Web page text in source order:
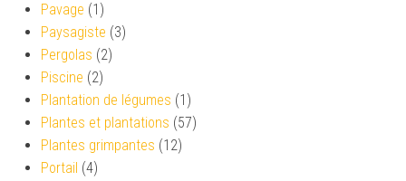
Pavage (1)
Paysagiste (3)
Pergolas (2)
Piscine (2)
Plantation de légumes (1)
Plantes et plantations (57)
Plantes grimpantes (12)
Portail (4)